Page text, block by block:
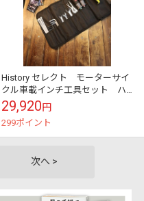
History セレクト モーターサイ
クル車載インチ工具セット ハ
ーレーなど外車用 コットンツ
ールバッグセット カーキ
29,920円
299ポイント
次へ >